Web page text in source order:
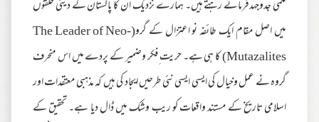
قلمی جدوجہدفرماتے رہتے ہیں۔ ہمارے نزدیک ان کا پاکستان کے دینی حلقوں
میں اصل مقام ایک طائفہ نو اعتزال کے گرو(The Leader of Neo-
Mutazalites) کا ہی ہے۔ حریت ِفکر وضمیر کے پردے میں اس منحرف
گروہ نے عمل وخیال کی ایسی ایسی نئی طرحیں ایجاد کی ہیں کہ مذہبی معتقدات اور
اسلامی تاریخ کے مستند واقعات کو ریب وشک میں ڈال دیا ہے۔ تحقیق کے